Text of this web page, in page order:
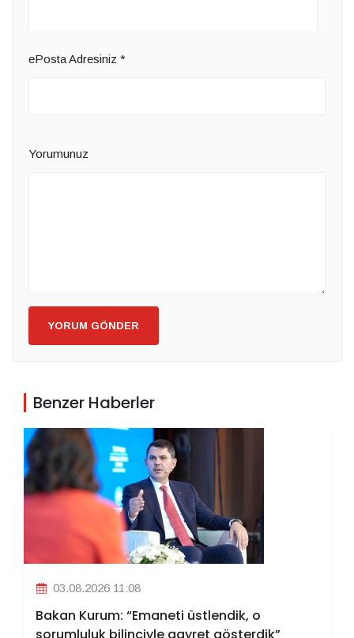
ePosta Adresiniz *
Yorumunuz
YORUM GÖNDER
Benzer Haberler
03.08.2026 11:08
Bakan Kurum: “Emaneti üstlendik, o